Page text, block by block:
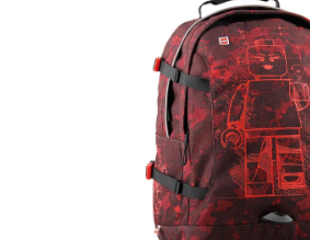
hviezdičiek.